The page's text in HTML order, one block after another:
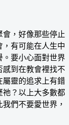
，好像那些停止
有可能在人生中
。要小心面對世界
感到在教會裡找不
屬靈的追求上有錯
祂？以上大多數都
們不要愛世界，